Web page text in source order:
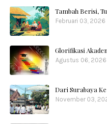
Tambah Berisi,
Februari 03, 2026
Glorifikasi
Agustus 06, 2026
Dari Surabaya
November 03,